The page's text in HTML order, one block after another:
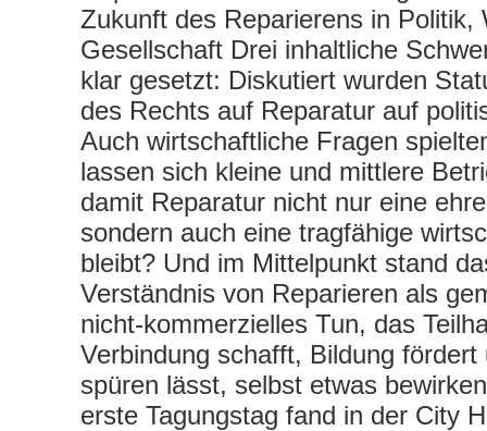
Zukunft des Reparierens in Politik,
Gesellschaft Drei inhaltliche
klar gesetzt: Diskutiert wurden
des Rechts auf Reparatur auf
Auch wirtschaftliche Fragen
lassen sich kleine und mittlere
damit Reparatur nicht nur eine
sondern auch eine tragfähige
bleibt? Und im Mittelpunkt stand
Verständnis von Reparieren als
nicht-kommerzielles Tun, das
Verbindung schafft, Bildung fördert
spüren lässt, selbst etwas
erste Tagungstag fand in der City